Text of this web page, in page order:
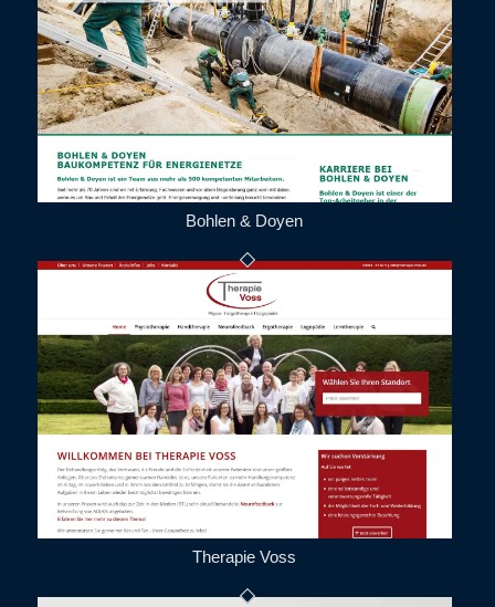
Bohlen & Doyen
Therapie Voss